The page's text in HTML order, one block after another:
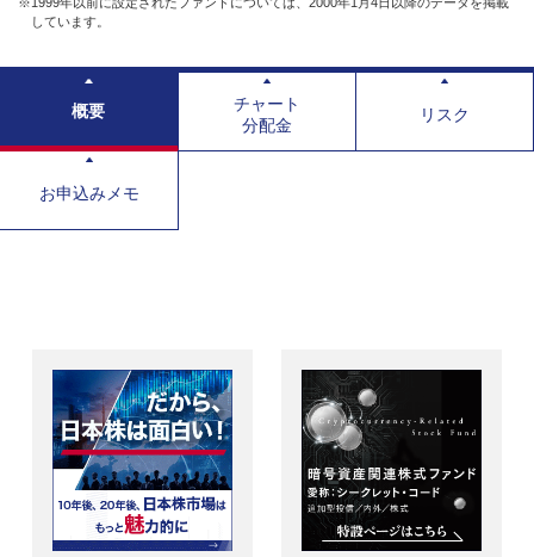
※1999年以前に設定されたファンドについては、2000年1月4日以降のデータを掲載
しています。
概要
チャート
分配金
リスク
お申込みメモ